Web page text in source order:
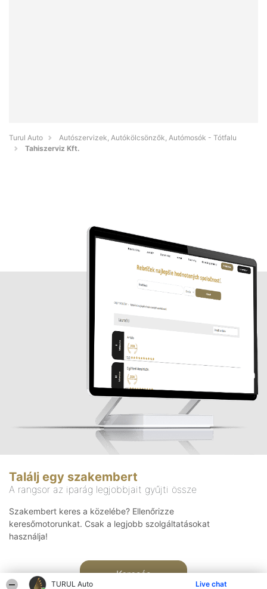
TURUL Auto Live chat
Turul Auto
Autószervizek, Autókölcsönzők, Autómosók - Tótfalu
Tahiszerviz Kft.
Találj egy szakembert
A rangsor az iparág legjobbjait gyűjti össze
Szakembert keres a közelébe? Ellenőrizze
keresőmotorunkat. Csak a legjobb szolgáltatásokat
használja!
Keresés